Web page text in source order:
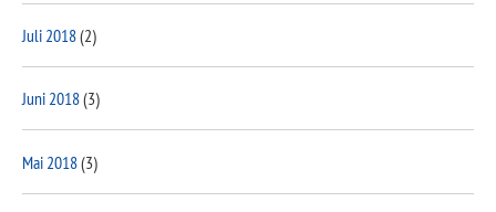
Juli 2018(2)
Juni 2018(3)
Mai 2018(3)